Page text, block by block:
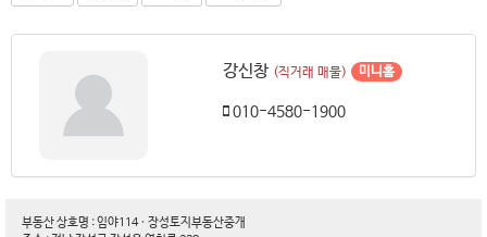
강신창 (직거래 매물) 미니홈
010-4580-1900
부동산 상호명 : 임야114 · 장성토지부동산중개